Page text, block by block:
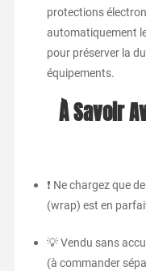
protections
automatiquement
pour préserver la
équipements.
À Savoir
❗ Ne chargez que
(wrap) est en
💡 Vendu sans
(à commander